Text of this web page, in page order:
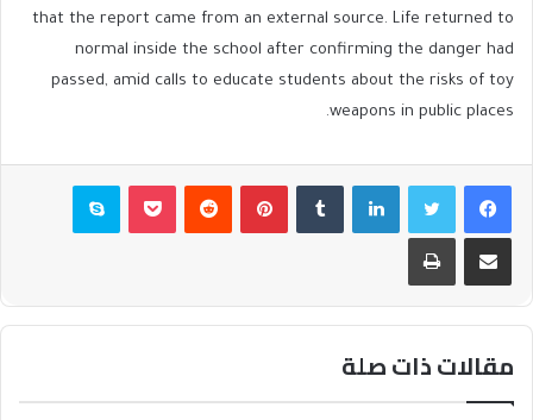
that the report came from an external source. Life returned to
normal inside the school after confirming the danger had
passed, amid calls to educate students about the risks of toy
weapons in public places.
فيسبوكتويتر لينكدإن بينتيريست بوكيت سكايب
مشاركة عبر البريد طباعة
مقالات ذات صلة